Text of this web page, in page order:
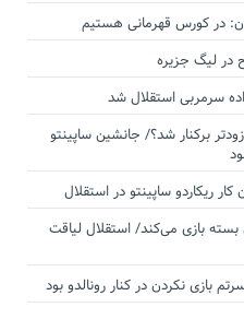
در کورس قهرمانی هستیم
در لیگ جزیره
سرمربی استقلال شد
برکنار شد؟/ جانشین ساپینتو
ریکاردو ساپینتو در استقلال
بسته بازی می‌کند/ استقلال لیاقت
بازی نکردن در کنار رونالدو بود